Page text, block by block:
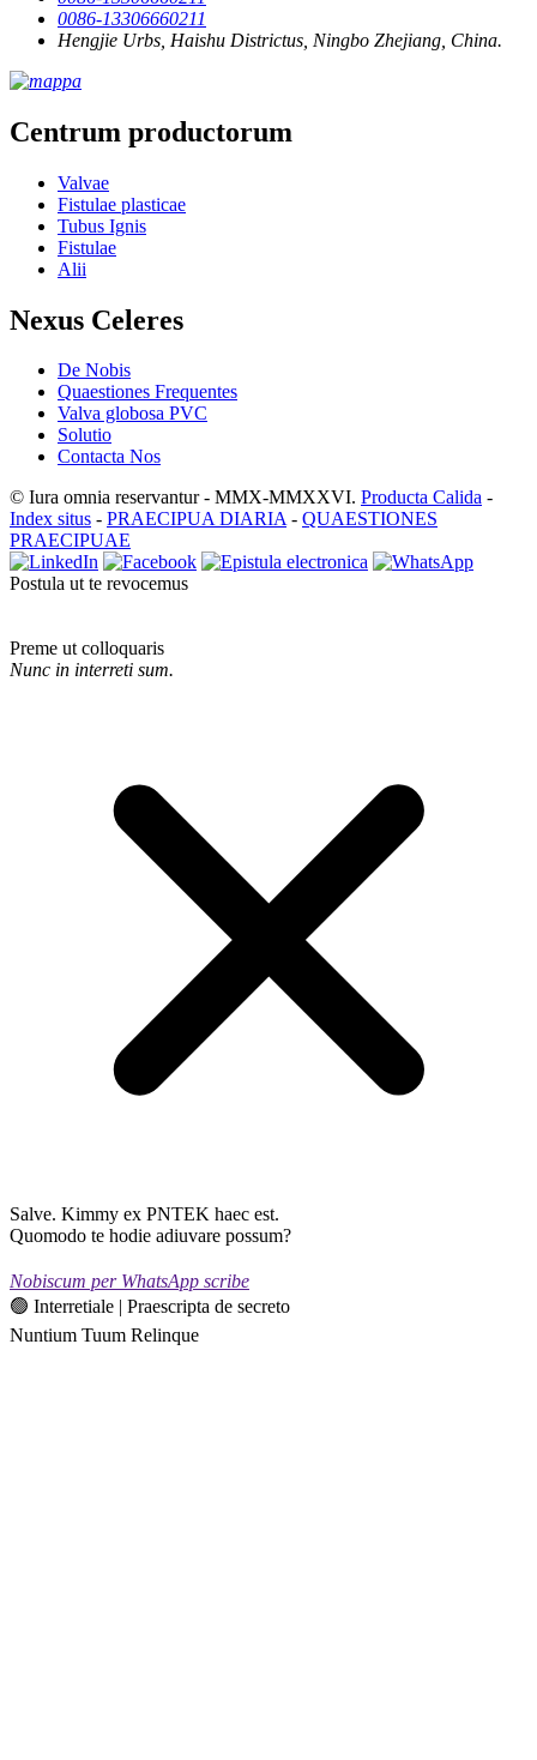
0086-13306660211
Hengjie Urbs, Haishu Districtus, Ningbo Zhejiang, China.
Centrum productorum
Valvae
Fistulae plasticae
Tubus Ignis
Fistulae
Alii
Nexus Celeres
De Nobis
Quaestiones Frequentes
Valva globosa PVC
Solutio
Contacta Nos
© Iura omnia reservantur - MMX-MMXXVI. Producta Calida -
Index situs - PRAECIPUA DIARIA- QUAESTIONES
PRAECIPUAE
Postula ut te revocemus
Preme ut colloquaris
Nunc in interreti sum.
Salve. Kimmy ex PNTEK haec est.
Quomodo te hodie adiuvare possum?
Nobiscum per WhatsApp scribe
🟢 Interretiale | Praescripta de secreto
Nuntium Tuum Relinque